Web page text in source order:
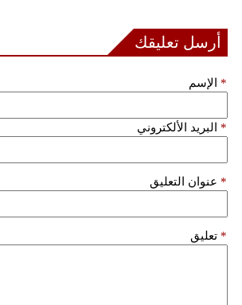
أرسل تعليقك
الإسم *
البريد الألكتروني *
عنوان التعليق *
تعليق *